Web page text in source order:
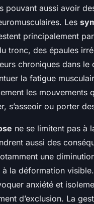
pouvant aussi avoir
Les
principalement
tronc, des épaules
chroniques dans le
la fatigue
les mouvements
s’asseoir ou porter
ne se limitent pas à
aussi des
une
à la déformation
anxiété et
d’exclusion. La